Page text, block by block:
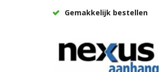
Gemakkelijk bestellen